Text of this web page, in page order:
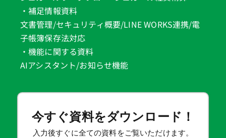
・補足情報資料
文書管理/セキュリティ概要/LINE WORKS連携/電
子帳簿保存法対応
・機能に関する資料
AIアシスタント/お知らせ機能
今すぐ資料をダウンロード！
入力後すぐに全ての資料をご覧いただけます。